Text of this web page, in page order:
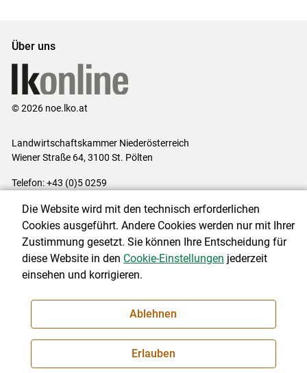
Über uns
© 2026 noe.lko.at
Landwirtschaftskammer Niederösterreich
Wiener Straße 64, 3100 St. Pölten
Telefon: +43 (0)5 0259
Impressum|Kontakt|Datenschutzerklärung|Barrierefreiheit|
Cookie-Einstellungen
NEWSLETTER
Die Website wird mit den technisch erforderlichen
Cookies ausgeführt. Andere Cookies werden nur mit Ihrer
Zustimmung gesetzt. Sie können Ihre Entscheidung für
diese Website in den Cookie-Einstellungen jederzeit
einsehen und korrigieren.
Ablehnen
Erlauben